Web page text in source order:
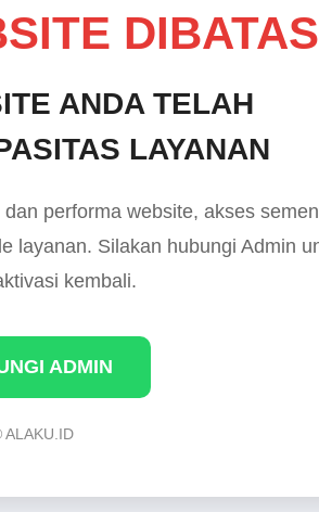
ANDA TELAH
LAYANAN
performa website, akses
layanan. Silakan hubungi Admin
kembali.
ADMIN
ALAKU.ID